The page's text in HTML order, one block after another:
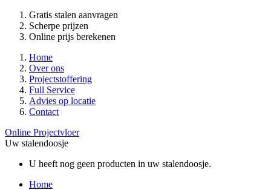
Gratis stalen aanvragen
Scherpe prijzen
Online prijs berekenen
Home
Over ons
Projectstoffering
Full Service
Advies op locatie
Contact
Online Projectvloer
Uw stalendoosje
U heeft nog geen producten in uw stalendoosje.
Home